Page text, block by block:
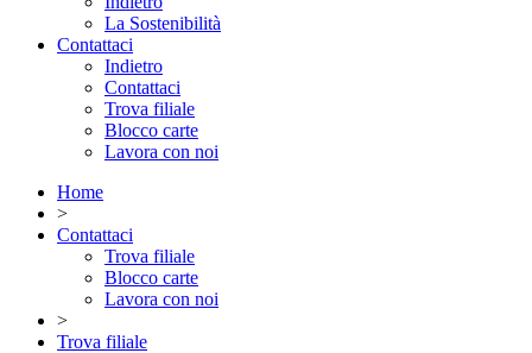
La Sostenibilità
Contattaci
Indietro
Contattaci
Trova filiale
Blocco carte
Lavora con noi
Home
>
Contattaci
Trova filiale
Blocco carte
Lavora con noi
>
Trova filiale